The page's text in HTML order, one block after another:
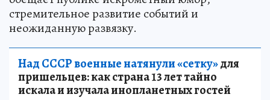
стремительное развитие событий и
неожиданную развязку.
Над СССР военные натянули «сетку»для
пришельцев: как страна 13 лет тайно
искала и изучала инопланетных гостей